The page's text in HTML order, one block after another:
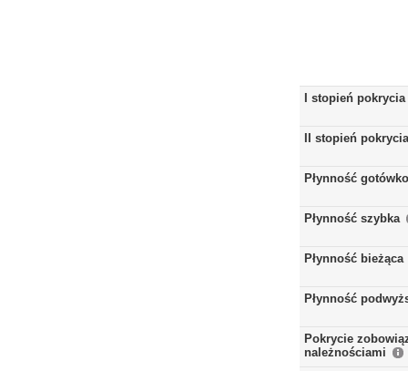
I stopień pokrycia
II stopień pokrycia
Płynność
Płynność szybka
Płynność bieżąca
Płynność
Pokrycie
należnościami